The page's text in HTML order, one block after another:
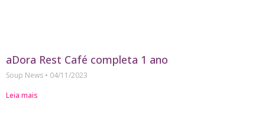
aDora Rest Café completa 1 ano
Soup News
04/11/2023
Leia mais